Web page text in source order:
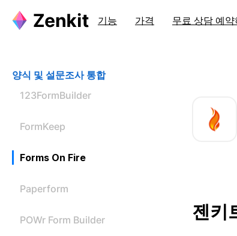
기능 가격 무료 상담 예약
양식 및 설문조사 통합
123FormBuilder
FormKeep
Forms On Fire
Paperform
POWr Form Builder 젠키